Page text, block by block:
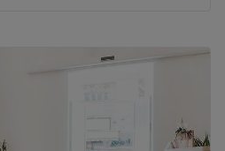
09:00
17:00
09:00
Chiuso